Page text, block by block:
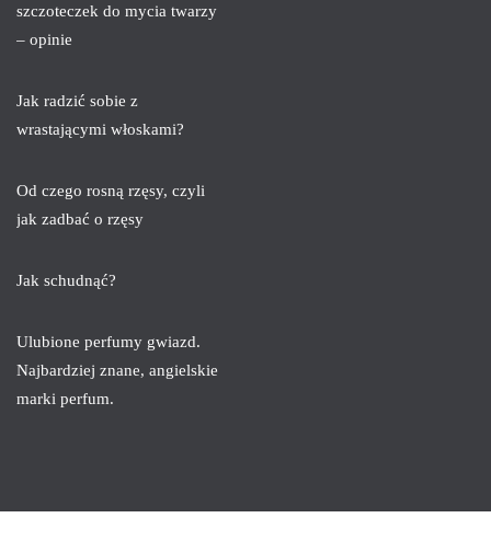
szczoteczek do mycia twarzy
– opinie
Jak radzić sobie z
wrastającymi włoskami?
Od czego rosną rzęsy, czyli
jak zadbać o rzęsy
Jak schudnąć?
Ulubione perfumy gwiazd.
Najbardziej znane, angielskie
marki perfum.